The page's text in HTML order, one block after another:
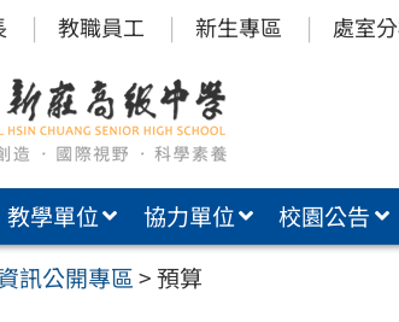
教職員工 新生專區 處室
教學單位 協力單位 校園公告
訊公開專區>預算